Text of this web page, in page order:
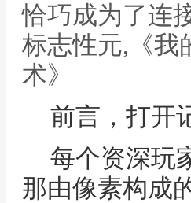
恰巧成为了连
标志性元,《我
术》
前言，打开
每个资深玩
那由像素构成